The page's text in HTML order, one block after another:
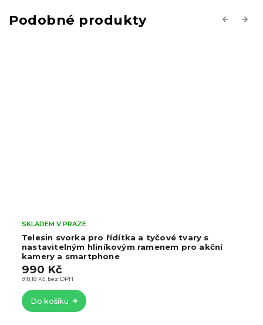
Previous
Telesin svorka pro řídítka a tyčové tvary s
nastavitelným hliníkovým ramenem pro akční
kamery a smartphone
SKLADEM V PRAZE
818,18 Kč bez DPH
990 Kč
Do košíku
Next